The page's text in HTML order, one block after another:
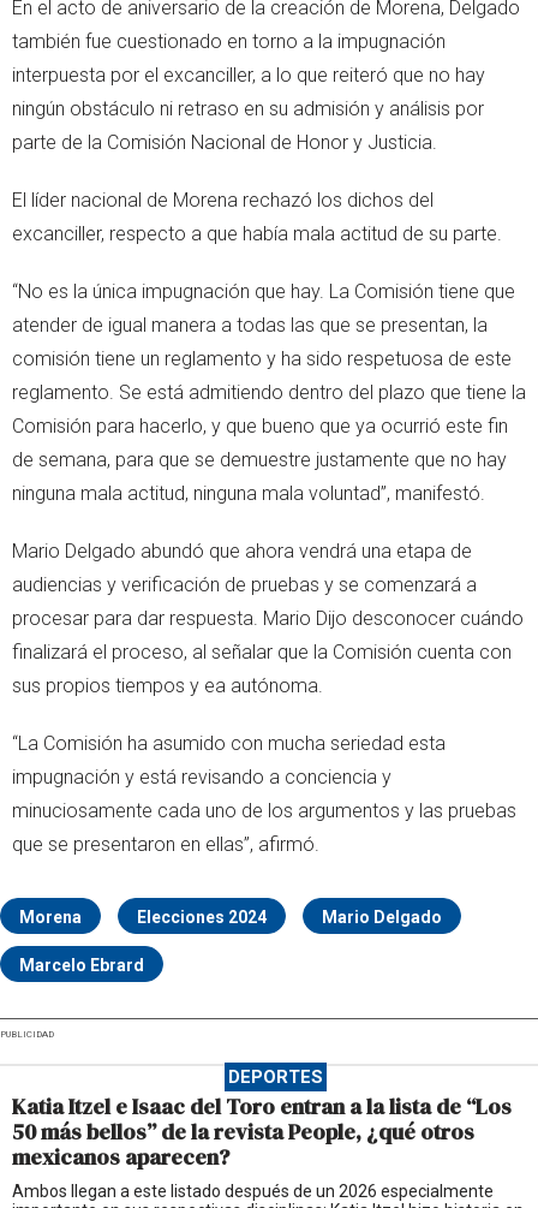
En el acto de aniversario de la creación de Morena, Delgado
también fue cuestionado en torno a la impugnación
interpuesta por el excanciller, a lo que reiteró que no hay
ningún obstáculo ni retraso en su admisión y análisis por
parte de la Comisión Nacional de Honor y Justicia.
El líder nacional de Morena rechazó los dichos del
excanciller, respecto a que había mala actitud de su parte.
“No es la única impugnación que hay. La Comisión tiene que
atender de igual manera a todas las que se presentan, la
comisión tiene un reglamento y ha sido respetuosa de este
reglamento. Se está admitiendo dentro del plazo que tiene la
Comisión para hacerlo, y que bueno que ya ocurrió este fin
de semana, para que se demuestre justamente que no hay
ninguna mala actitud, ninguna mala voluntad”, manifestó.
Mario Delgado abundó que ahora vendrá una etapa de
audiencias y verificación de pruebas y se comenzará a
procesar para dar respuesta. Mario Dijo desconocer cuándo
finalizará el proceso, al señalar que la Comisión cuenta con
sus propios tiempos y ea autónoma.
“La Comisión ha asumido con mucha seriedad esta
impugnación y está revisando a conciencia y
minuciosamente cada uno de los argumentos y las pruebas
que se presentaron en ellas”, afirmó.
Morena Elecciones 2024 Mario Delgado
Marcelo Ebrard
PUBLICIDAD
DEPORTES
Katia Itzel e Isaac del Toro entran a la lista de “Los
50 más bellos” de la revista People, ¿qué otros
mexicanos aparecen?
Ambos llegan a este listado después de un 2026 especialmente